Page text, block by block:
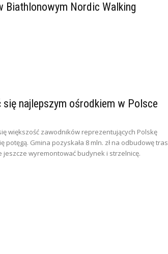
Nordic Walking
najlepszym ośrodkiem w Polsce
większość zawodników reprezentujących Polskę
Gmina pozyskała 8 mln. zł na odbudowę tras
wyremontować budynek i strzelnicę.